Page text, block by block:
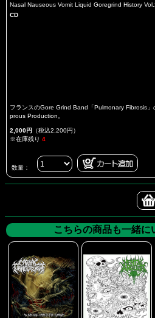
Nasal Nauseous Vomit Liquid Goregrind History
CD
フランスのGore Grind Band「Pulmonary Fibrosis
prous Production。
2,000円 （税込2,200円）
※在庫残り 4
数量：
こちらの商品も一緒に